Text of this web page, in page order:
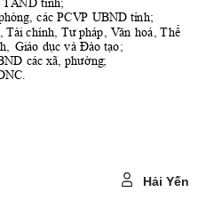
, các PCVP UBND tỉnh;
Tài chính Tư pháp Văn hoá, Thể
, Giáo dục và Đào tạo;
các xã, phường;
NC.
Hải Yến